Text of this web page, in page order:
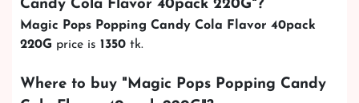
Candy Cola Flavor 40pack 220G"?
Magic Pops Popping Candy Cola Flavor 40pack
220G price is 1350 tk.
Where to buy " Magic Pops Popping Candy